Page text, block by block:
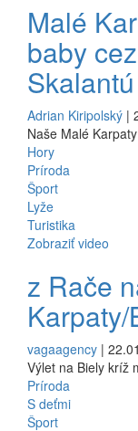
Malé
baby
Skalantú
Adrian Kiripolský |
Naše Malé
Hory
Príroda
Šport
Lyže
Turistika
Zobraziť video
z Rače
vagaagency |
Výlet na Biely kríž
Príroda
S deťmi
Šport